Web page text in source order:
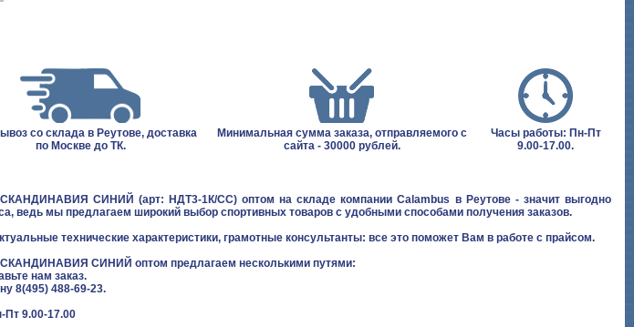
со склада в Реутове, доставка
по Москве до ТК.
Минимальная сумма заказа, отправляемого с
сайта - 30000 рублей.
Часы работы: Пн-Пт
9.00-17.00.
СИНИЙ (арт: НДТ3-1К/СС) оптом на складе компании Calambus в Реутове - значит выгодно
ведь мы предлагаем широкий выбор спортивных товаров с удобными способами получения заказов.
технические характеристики, грамотные консультанты: все это поможет Вам в работе с прайсом.
СКАНДИНАВИЯ СИНИЙ оптом предлагаем несколькими путями:
нам заказ.
8(495) 488-69-23.
Пт 9.00-17.00